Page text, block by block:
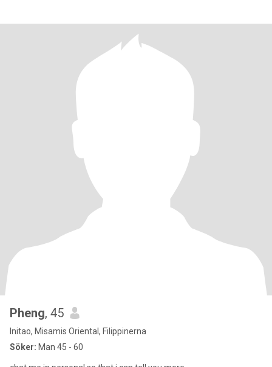
Pheng, 45
Initao, Misamis Oriental, Filippinerna
Söker: Man 45 - 60